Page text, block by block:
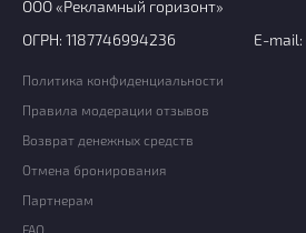
ООО «Рекламный горизонт»
ОГРН: 1187746994236
E-mail:
Политика конфиденциальности
Правила модерации отзывов
Возврат денежных средств
Отмена бронирования
Партнерам
FAQ